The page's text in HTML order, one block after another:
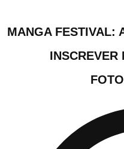
MANGA FESTIVAL:
INSCREVER